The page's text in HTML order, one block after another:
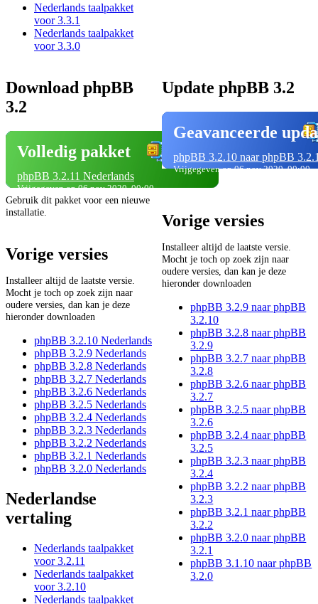
Nederlands taalpakket
voor 3.3.1
Nederlands taalpakket
voor 3.3.0
Download phpBB
3.2
Volledig pakket
phpBB 3.2.11 Nederlands
Vrijgegeven op 06 nov 2020, 00:00
Gebruik dit pakket voor een nieuwe
installatie.
Vorige versies
Installeer altijd de laatste versie.
Mocht je toch op zoek zijn naar
oudere versies, dan kan je deze
hieronder downloaden
phpBB 3.2.10 Nederlands
phpBB 3.2.9 Nederlands
phpBB 3.2.8 Nederlands
phpBB 3.2.7 Nederlands
phpBB 3.2.6 Nederlands
phpBB 3.2.5 Nederlands
phpBB 3.2.4 Nederlands
phpBB 3.2.3 Nederlands
phpBB 3.2.2 Nederlands
phpBB 3.2.1 Nederlands
phpBB 3.2.0 Nederlands
Nederlandse
vertaling
Nederlands taalpakket
voor 3.2.11
Nederlands taalpakket
voor 3.2.10
Nederlands taalpakket
Update phpBB 3.2
Geavanceerde
phpBB 3.2.10 naar phpBB
Vrijgegeven op 06 nov 2020, 00:00
Vorige versies
Installeer altijd de laatste versie.
Mocht je toch op zoek zijn naar
oudere versies, dan kan je deze
hieronder downloaden
phpBB 3.2.9 naar phpBB
3.2.10
phpBB 3.2.8 naar phpBB
3.2.9
phpBB 3.2.7 naar phpBB
3.2.8
phpBB 3.2.6 naar phpBB
3.2.7
phpBB 3.2.5 naar phpBB
3.2.6
phpBB 3.2.4 naar phpBB
3.2.5
phpBB 3.2.3 naar phpBB
3.2.4
phpBB 3.2.2 naar phpBB
3.2.3
phpBB 3.2.1 naar phpBB
3.2.2
phpBB 3.2.0 naar phpBB
3.2.1
phpBB 3.1.10 naar phpBB
3.2.0